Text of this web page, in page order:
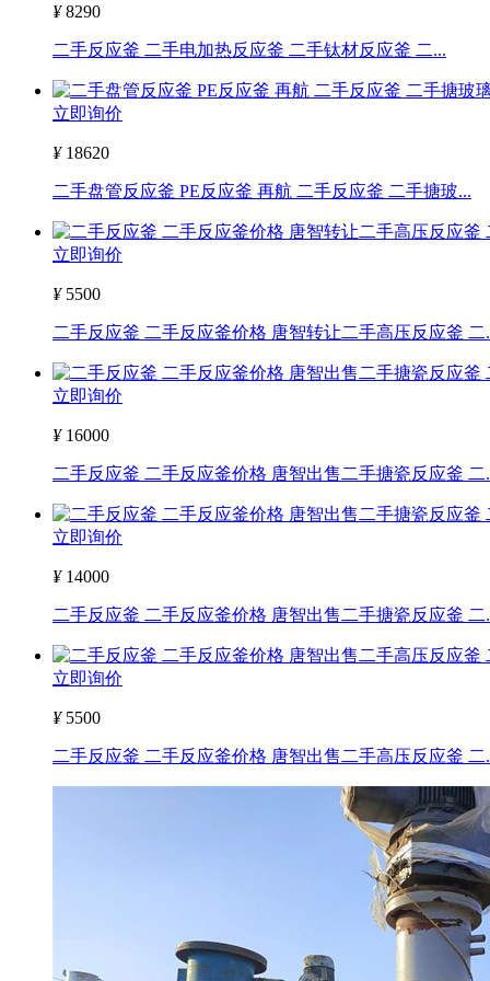
¥8290
二手反应釜 二手电加热反应釜 二手钛材反应釜 二...
立即询价
¥ 18620
二手盘管反应釜 PE反应釜 再航 二手反应釜 二手搪玻...
立即询价
¥ 5500
二手反应釜 二手反应釜价格 唐智转让二手高压反应釜 二
立即询价
¥ 16000
二手反应釜 二手反应釜价格 唐智出售二手搪瓷反应釜 二
立即询价
¥ 14000
二手反应釜 二手反应釜价格 唐智出售二手搪瓷反应釜 二
立即询价
¥ 5500
二手反应釜 二手反应釜价格 唐智出售二手高压反应釜 二